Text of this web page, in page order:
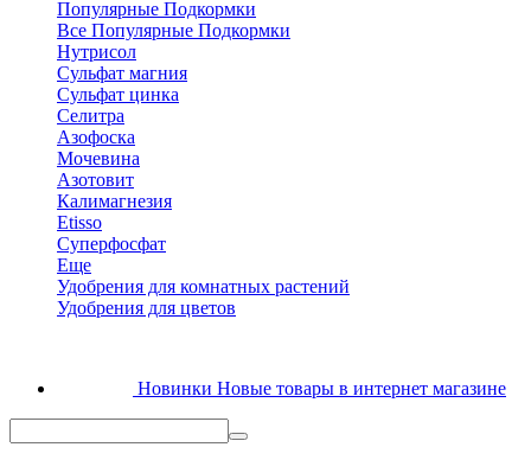
Популярные Подкормки
Все Популярные Подкормки
Нутрисол
Сульфат магния
Сульфат цинка
Селитра
Азофоска
Мочевина
Азотовит
Калимагнезия
Etisso
Суперфосфат
Еще
Удобрения для комнатных растений
Удобрения для цветов
Новинки Новые товары в интернет магазине